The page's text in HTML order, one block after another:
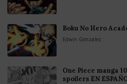
Boku No Hero
Edwin Gonzalez
One Piece manga
spoilers EN